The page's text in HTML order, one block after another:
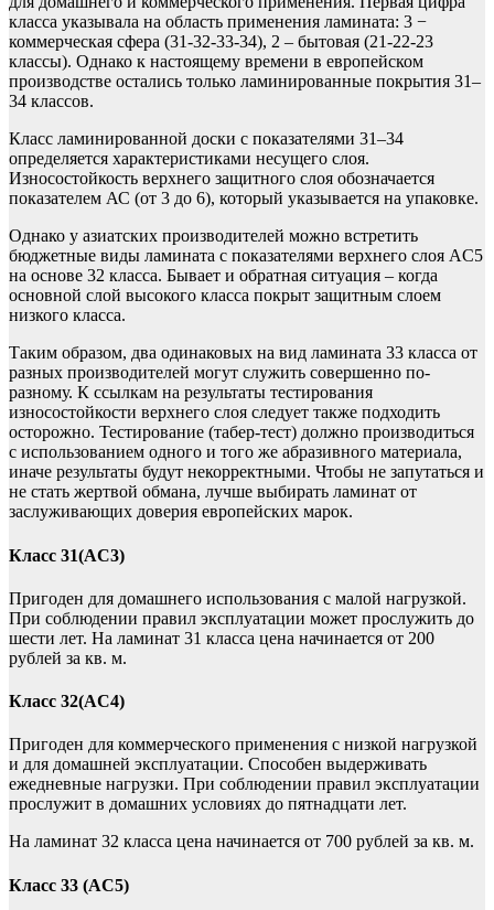
класса указывала на область применения ламината: 3 −
коммерческая сфера (31-32-33-34), 2 – бытовая (21-22-23
классы). Однако к настоящему времени в европейском
производстве остались только ламинированные покрытия 31–
34 классов.
Класс ламинированной доски с показателями 31–34
определяется характеристиками несущего слоя.
Износостойкость верхнего защитного слоя обозначается
показателем АС (от 3 до 6), который указывается на упаковке.
Однако у азиатских производителей можно встретить
бюджетные виды ламината с показателями верхнего слоя AC5
на основе 32 класса. Бывает и обратная ситуация – когда
основной слой высокого класса покрыт защитным слоем
низкого класса.
Таким образом, два одинаковых на вид ламината 33 класса от
разных производителей могут служить совершенно по-
разному. К ссылкам на результаты тестирования
износостойкости верхнего слоя следует также подходить
осторожно. Тестирование (табер-тест) должно производиться
с использованием одного и того же абразивного материала,
иначе результаты будут некорректными. Чтобы не запутаться и
не стать жертвой обмана, лучше выбирать ламинат от
заслуживающих доверия европейских марок.
Класс 31(AC3)
Пригоден для домашнего использования с малой нагрузкой.
При соблюдении правил эксплуатации может прослужить до
шести лет. На ламинат 31 класса цена начинается от 200
рублей за кв. м.
Класс 32(AC4)
Пригоден для коммерческого применения с низкой нагрузкой
и для домашней эксплуатации. Способен выдерживать
ежедневные нагрузки. При соблюдении правил эксплуатации
прослужит в домашних условиях до пятнадцати лет.
На ламинат 32 класса цена начинается от 700 рублей за кв. м.
Класс 33 (AC5)